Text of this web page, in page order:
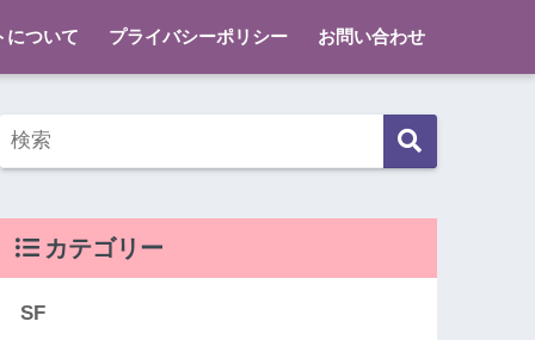
について プライバシーポリシー お問い合わせ
カテゴリー
SF